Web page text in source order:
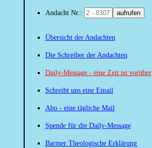
Andacht Nr.: aufrufen
Übersicht der Andachten
Die Schreiber der Andachten
Daily-Message - eine Zeit ist vorüber
Schreibt uns eine Email
Abo - eine tägliche Mail
Spende für die Daily-Message
Barmer Theologische Erklärung